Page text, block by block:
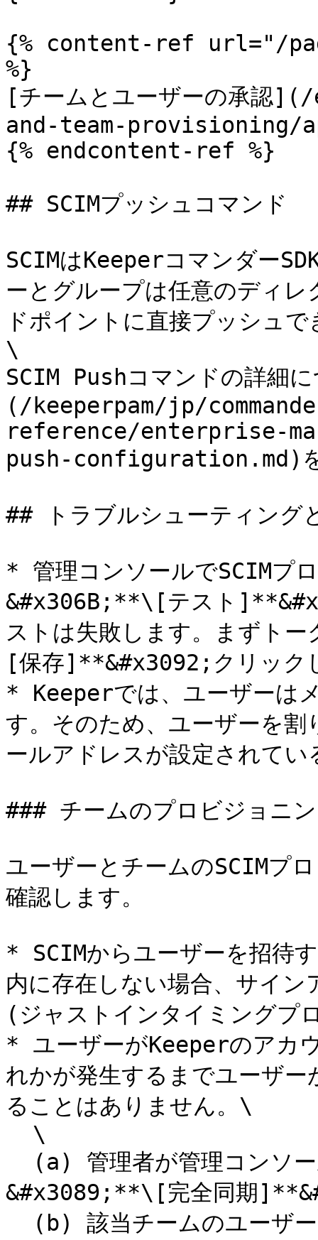
{% content-ref url="/
%}
[チームとユーザーの承
and-team-provisioning/
{% endcontent-ref %}
## SCIMプッシュコマンド
SCIMはKeeperコマンダー
ーとグループは任意のディ
ドポイントに直接プッシュ
\
SCIM Pushコマンドの詳細
(/keeperpam/jp/
reference/enterprise-
push-configuration.md)を
## トラブルシューティング
* 管理コンソールでSCIMプ
&#x306B;**\[テスト
ストは失敗します。まずト
[保存]**&#x3092;クリック
* Keeperでは、ユーザーは
す。そのため、ユーザーを
ールアドレスが設定されて
### チームのプロビジョニ
ユーザーとチームのSCIMプ
確認します。
* SCIMからユーザーを招待
内に存在しない場合、サイ
(ジャストインタイミングプ
* ユーザーがKeeperのアカ
れかが発生するまでユーザ
ることはありません。\
&#x3089;**\[完全同期